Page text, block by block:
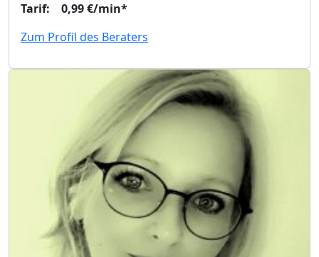
Tarif: 0,99 €/min*
Zum Profil des Beraters